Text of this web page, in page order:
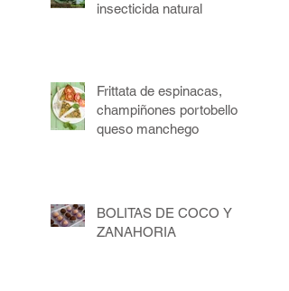
insecticida natural
Frittata de espinacas,
champiñones portobello y
queso manchego
BOLITAS DE COCO Y
ZANAHORIA